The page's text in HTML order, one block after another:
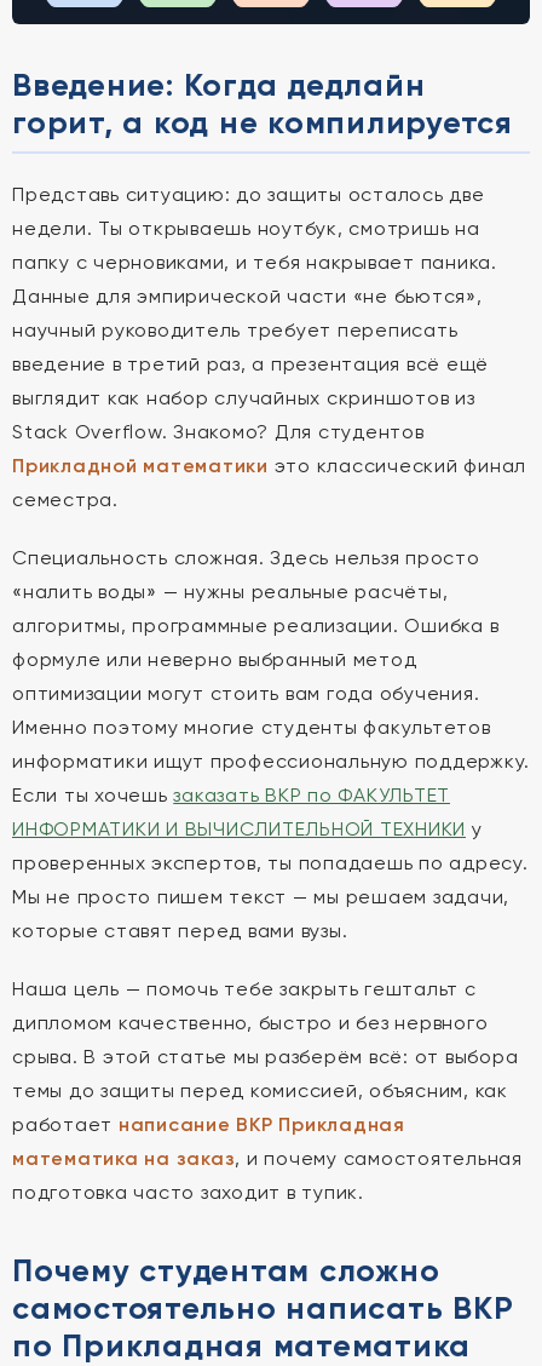
Введение: Когда дедлайн
горит, а код не компилируется
Представь ситуацию: до защиты осталось две
недели. Ты открываешь ноутбук, смотришь на
папку с черновиками, и тебя накрывает паника.
Данные для эмпирической части «не бьются»,
научный руководитель требует переписать
введение в третий раз, а презентация всё ещё
выглядит как набор случайных скриншотов из
Stack Overflow. Знакомо? Для студентов
Прикладной математики это классический финал
семестра.
Специальность сложная. Здесь нельзя просто
«налить воды» — нужны реальные расчёты,
алгоритмы, программные реализации. Ошибка в
формуле или неверно выбранный метод
оптимизации могут стоить вам года обучения.
Именно поэтому многие студенты факультетов
информатики ищут профессиональную поддержку.
Если ты хочешьзаказать ВКР по ФАКУЛЬТЕТ
ИНФОРМАТИКИ И ВЫЧИСЛИТЕЛЬНОЙ ТЕХНИКИ у
проверенных экспертов, ты попадаешь по адресу.
Мы не просто пишем текст — мы решаем задачи,
которые ставят перед вами вузы.
Наша цель — помочь тебе закрыть гештальт с
дипломом качественно, быстро и без нервного
срыва. В этой статье мы разберём всё: от выбора
темы до защиты перед комиссией, объясним, как
работает написание ВКР Прикладная
математика на заказ, и почему самостоятельная
подготовка часто заходит в тупик.
Почему студентам сложно
самостоятельно написать ВКР
по Прикладная математика